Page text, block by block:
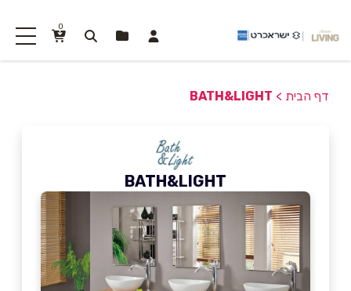
0
דף הבית >
BATH&LIGHT
BATH&LIGHT